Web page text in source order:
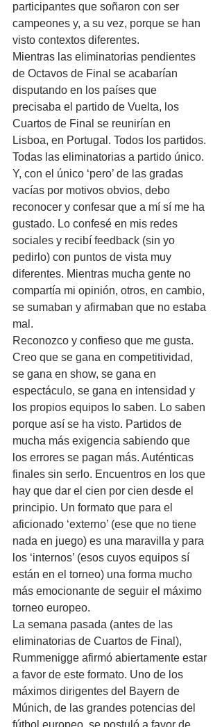
participantes que soñaron con ser
campeones y, a su vez, porque se han
visto contextos diferentes.
Mientras las eliminatorias pendientes
de Octavos de Final se acabarían
disputando en los países que
precisaba el partido de Vuelta, los
Cuartos de Final se reunirían en
Lisboa, en Portugal. Todos los partidos.
Todas las eliminatorias a partido único.
Y, con el único ‘pero’ de las gradas
vacías por motivos obvios, debo
reconocer y confesar que a mí sí me ha
gustado. Lo confesé en mis redes
sociales y recibí feedback (sin yo
pedirlo) con puntos de vista muy
diferentes. Mientras mucha gente no
compartía mi opinión, otros, en cambio,
se sumaban y afirmaban que no estaba
mal.
Reconozco y confieso que me gusta.
Creo que se gana en competitividad,
se gana en show, se gana en
espectáculo, se gana en intensidad y
los propios equipos lo saben. Lo saben
porque así se ha visto. Partidos de
mucha más exigencia sabiendo que
los errores se pagan más. Auténticas
finales sin serlo. Encuentros en los que
hay que dar el cien por cien desde el
principio. Un formato que para el
aficionado ‘externo’ (ese que no tiene
nada en juego) es una maravilla y para
los ‘internos’ (esos cuyos equipos sí
están en el torneo) una forma mucho
más emocionante de seguir el máximo
torneo europeo.
La semana pasada (antes de las
eliminatorias de Cuartos de Final),
Rummenigge afirmó abiertamente estar
a favor de este formato. Uno de los
máximos dirigentes del Bayern de
Múnich, de las grandes potencias del
fútbol europeo, se postuló a favor de